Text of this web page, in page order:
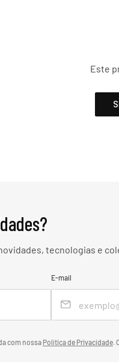
Este
tecnologias e
E-mail
com nossa Política de Privacidade.